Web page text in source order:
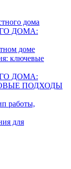
дома
ДОМА:
доме
ключевые
ДОМА:
ПОДХОДЫ
работы,
для